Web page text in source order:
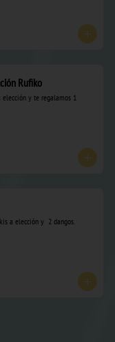
Rufiko
elección y te regalamos 1
a elección y  2 dangos.